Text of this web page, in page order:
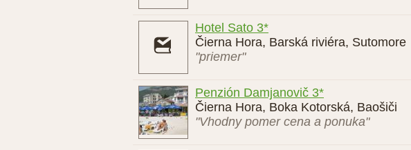
Hotel Sato 3*
Čierna Hora, Barská riviéra, Sutomore
"priemer"
Penzión Damjanovič 3*
Čierna Hora, Boka Kotorská, Baošiči
"Vhodny pomer cena a ponuka"